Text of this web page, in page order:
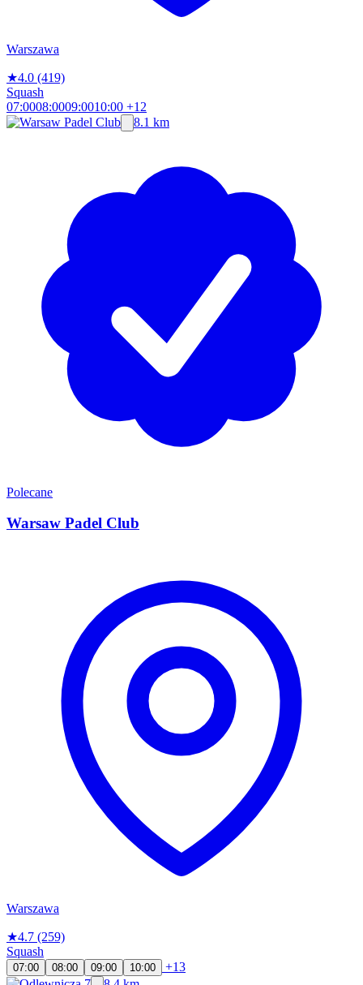
Warszawa
★4.0 (419)
Squash
07:0008:0009:0010:00 +12
8.1 km
Polecane
Warsaw Padel Club
Warszawa
★4.7 (259)
Squash
07:00 08:00 09:00 10:00
+13